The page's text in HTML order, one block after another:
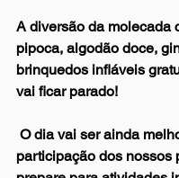
A diversão da molecada
pipoca, algodão doce,
brinquedos infláveis
vai ficar parado!
participação dos nossos